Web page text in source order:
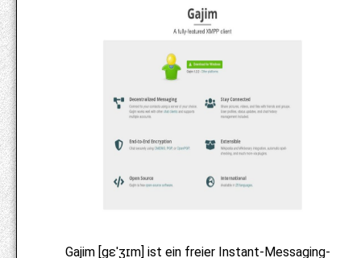
Gajim [gɛˈʒɪm] ist ein freier Instant-Messaging-